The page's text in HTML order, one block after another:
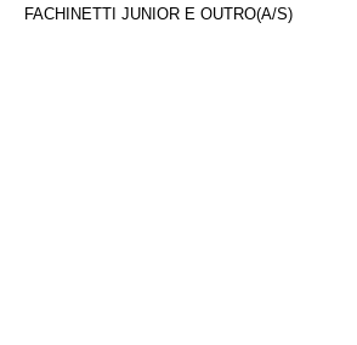
FACHINETTI JUNIOR E OUTRO(A/S)